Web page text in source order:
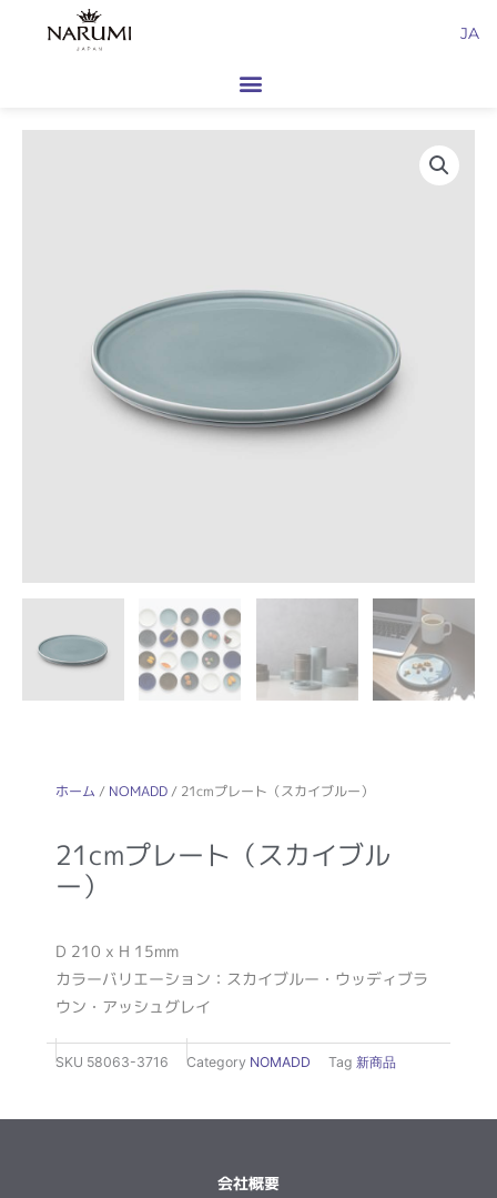
JA
ホーム / NOMADD / 21cmプレート（スカイブルー）
21cmプレート（スカイブル
ー）
D 210 x H 15mm
カラーバリエーション：スカイブルー・ウッディブラ
ウン・アッシュグレイ
SKU 58063-3716 Category NOMADD Tag 新商品
会社概要